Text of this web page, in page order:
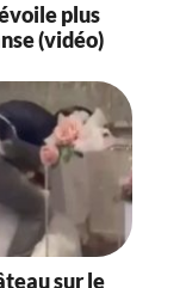
plus
(vidéo)
sur le